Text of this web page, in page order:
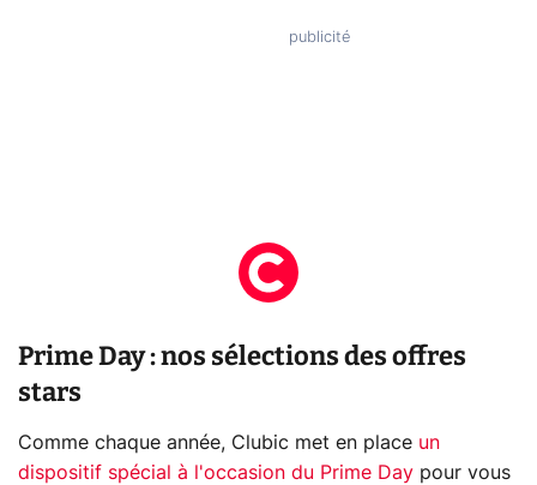
Prime Day : nos sélections des offres
stars
Comme chaque année, Clubic met en place un
dispositif spécial à l'occasion du Prime Day pour vous